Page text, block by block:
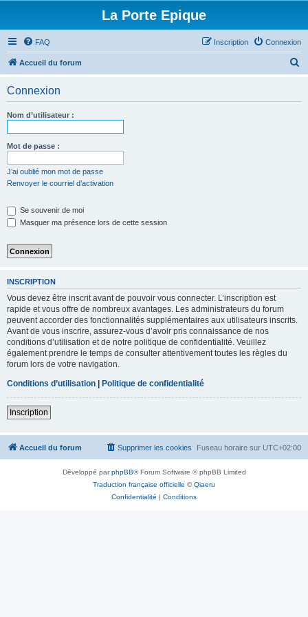
La Porte Epique
FAQ Connexion
Inscription
Accueil du forum
Connexion
Nom d’utilisateur :
Mot de passe :
J’ai oublié mon mot de passe
Renvoyer le courriel d’activation
Se souvenir de moi
Masquer ma présence lors de cette session
INSCRIPTION
Vous devez être inscrit avant de pouvoir vous connecter. L’inscription est
rapide et vous offre de nombreux avantages. Les administrateurs du forum
peuvent accorder des fonctionnalités supplémentaires aux utilisateurs inscrits.
Avant de vous inscrire, assurez-vous d’avoir pris connaissance de nos
conditions d’utilisation et de notre politique de confidentialité. Veuillez
également prendre le temps de consulter attentivement toutes les règles du
forum lors de votre navigation.
Conditions d’utilisation | Politique de confidentialité
Inscription
Accueil du forum Fuseau horaire sur UTC+02:00
Supprimer les cookies
Développé parphpBB® Forum Software © phpBB Limited
Traduction française officielle ©Qiaeru
Confidentialité | Conditions